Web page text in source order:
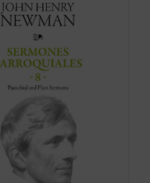
parroquiales
de la primera edición de
a la conversión de Newman
sino que fueron incluidos
ficha)